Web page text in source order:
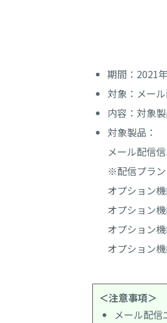
期間：2021
対象：メー
内容：対象
対象製品：
メール配信
※配信プラン
オプション
オプション
オプション
オプション
＜注意事項＞
メール配信